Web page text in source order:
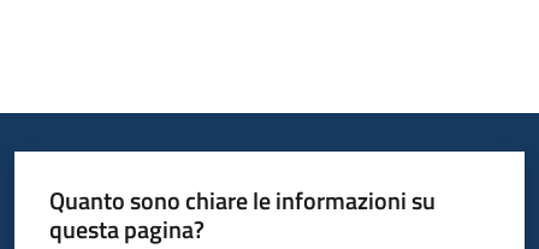
Quanto sono chiare le informazioni su
questa pagina?